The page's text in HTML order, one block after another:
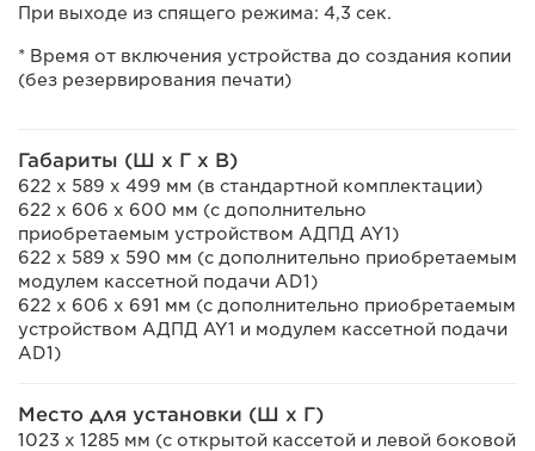
При выходе из спящего режима: 4,3 сек.
* Время от включения устройства до создания копии
(без резервирования печати)
Габариты (Ш x Г x В)
622 x 589 x 499 мм (в стандартной комплектации)
622 x 606 x 600 мм (с дополнительно
приобретаемым устройством АДПД AY1)
622 x 589 x 590 мм (с дополнительно приобретаемым
модулем кассетной подачи AD1)
622 x 606 x 691 мм (с дополнительно приобретаемым
устройством АДПД AY1 и модулем кассетной подачи
AD1)
Место для установки (Ш x Г)
1023 x 1285 мм (с открытой кассетой и левой боковой